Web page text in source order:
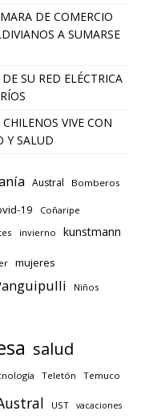
DE COMERCIO
A SUMARSE
SU RED ELÉCTRICA
VIVE CON
Y SALUD
Austral Bomberos
19 Coñaripe
invierno kunstmann
mujeres
Niños
salud
Teletón Temuco
UST vacaciones